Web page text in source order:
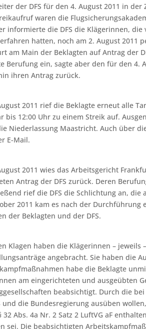
der DFS für den 4. August 2011 in
waren die
informierte die DFS die Klägerinnen,
hatten, noch am 2. August 2011
am Main der Beklagten auf Antrag der
Berufung ein, sagte aber den für den 4.
ihren Antrag zurück.
2011 rief die Beklagte erneut alle
bis 12:00 Uhr zu einem Streik auf.
Niederlassung Maastricht. Auch über
E-Mail.
2011 wies das Arbeitsgericht
Antrag der DFS zurück. Deren
rief die DFS die Schlichtung an, die
2011 kam es nach der
der Beklagten und der DFS.
Klagen haben die Klägerinnen –
angebracht. Sie haben die
habe die Beklagte
am eingerichteten und ausgeübten
beabsichtigt. Durch die
und die Bundesregierung ausüben
32 Abs. 4a Nr. 2 Satz 2 LuftVG aF
sei. Die beabsichtigten